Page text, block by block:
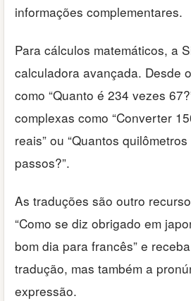
informações complementares.
Para cálculos matemáticos, a
calculadora avançada. Desde
como “Quanto é 234 vezes
complexas como “Converter
reais” ou “Quantos
passos?”.
As traduções são outro
“Como se diz obrigado em
bom dia para francês” e
tradução, mas também a
expressão.